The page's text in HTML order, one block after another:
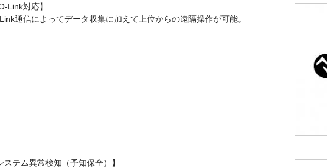
Link対応】
通信によってデータ収集に加えて上位からの遠隔操作が可能。
ステム異常検知（予知保全）】